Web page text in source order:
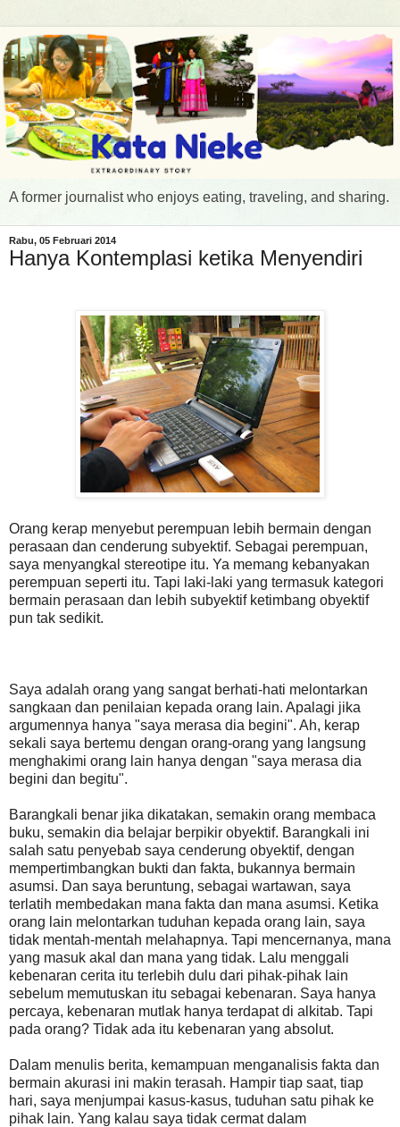
A former journalist who enjoys eating, traveling, and sharing.
Rabu, 05 Februari 2014
Hanya Kontemplasi ketika Menyendiri
Orang kerap menyebut perempuan lebih bermain dengan
perasaan dan cenderung subyektif. Sebagai perempuan,
saya menyangkal stereotipe itu. Ya memang kebanyakan
perempuan seperti itu. Tapi laki-laki yang termasuk kategori
bermain perasaan dan lebih subyektif ketimbang obyektif
pun tak sedikit.
Saya adalah orang yang sangat berhati-hati melontarkan
sangkaan dan penilaian kepada orang lain. Apalagi jika
argumennya hanya "saya merasa dia begini". Ah, kerap
sekali saya bertemu dengan orang-orang yang langsung
menghakimi orang lain hanya dengan "saya merasa dia
begini dan begitu".
Barangkali benar jika dikatakan, semakin orang membaca
buku, semakin dia belajar berpikir obyektif. Barangkali ini
salah satu penyebab saya cenderung obyektif, dengan
mempertimbangkan bukti dan fakta, bukannya bermain
asumsi. Dan saya beruntung, sebagai wartawan, saya
terlatih membedakan mana fakta dan mana asumsi. Ketika
orang lain melontarkan tuduhan kepada orang lain, saya
tidak mentah-mentah melahapnya. Tapi mencernanya, mana
yang masuk akal dan mana yang tidak. Lalu menggali
kebenaran cerita itu terlebih dulu dari pihak-pihak lain
sebelum memutuskan itu sebagai kebenaran. Saya hanya
percaya, kebenaran mutlak hanya terdapat di alkitab. Tapi
pada orang? Tidak ada itu kebenaran yang absolut.
Dalam menulis berita, kemampuan menganalisis fakta dan
bermain akurasi ini makin terasah. Hampir tiap saat, tiap
hari, saya menjumpai kasus-kasus, tuduhan satu pihak ke
pihak lain. Yang kalau saya tidak cermat dalam